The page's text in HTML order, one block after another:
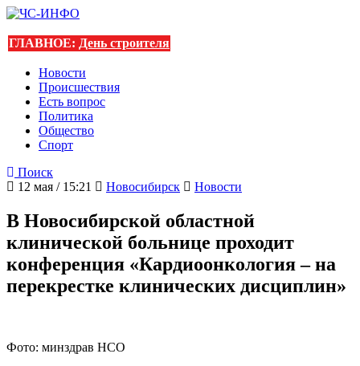
ГЛАВНОЕ: День строителя
Новости
Происшествия
Есть вопрос
Политика
Общество
Спорт
Поиск
12 мая / 15:21
Новосибирск Новости
В Новосибирской областной
клинической больнице проходит
конференция «Кардиоонкология – на
перекрестке клинических дисциплин»
Фото: минздрав НСО